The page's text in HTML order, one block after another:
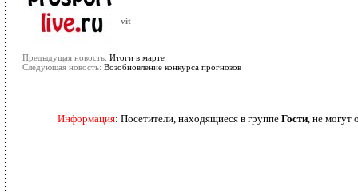
vit
Предыдущая новость: Итоги в марте
Следующая новость: Возобновление конкурса прогнозов
Информация: Посетители, находящиеся в группе Гости, не могут